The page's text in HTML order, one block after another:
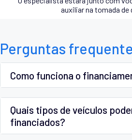
auxiliar na tomada de
Perguntas
Como funciona o
Quais tipos de veículos
financiados?